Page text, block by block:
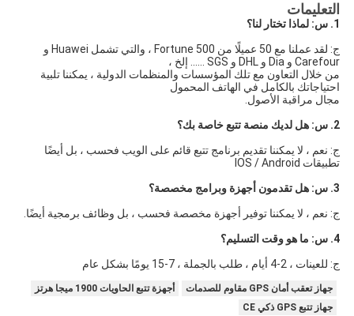
التعليمات
1. س: لماذا تختار لنا؟
Carefour و Dia و DHL و SGS ...... إلخ ،
احتياجاتك بالكامل في الهاتف المحمول
مجال مراقبة الأصول.
2. س: هل لديك منصة تتبع خاصة بك؟
تطبيقات IOS / Android
3. س: هل تقدمون أجهزة وبرامج مخصصة؟
ج: نعم ، لا يمكننا توفير أجهزة مخصصة فحسب ، بل وظائف برمجية أيضًا.
4. س: ما هو وقت التسليم؟
ج: للعينات ، 2-4 أيام ، طلب بالجملة ، 7-15 يومًا بشكل عام
جهاز تعقب أمان GPS مقاوم للصدمات
أجهزة تتبع الحاويات 1900 ميجا هرتز
جهاز تتبع GPS ذكي CE